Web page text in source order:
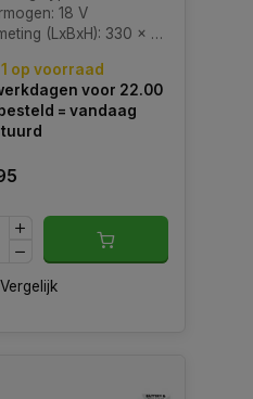
18 V
(LxBxH): 330 x 258 x 265 mm
1 op voorraad
voor 22.00
= vandaag
Vergelijk